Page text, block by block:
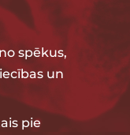
spēkus,
un
pie